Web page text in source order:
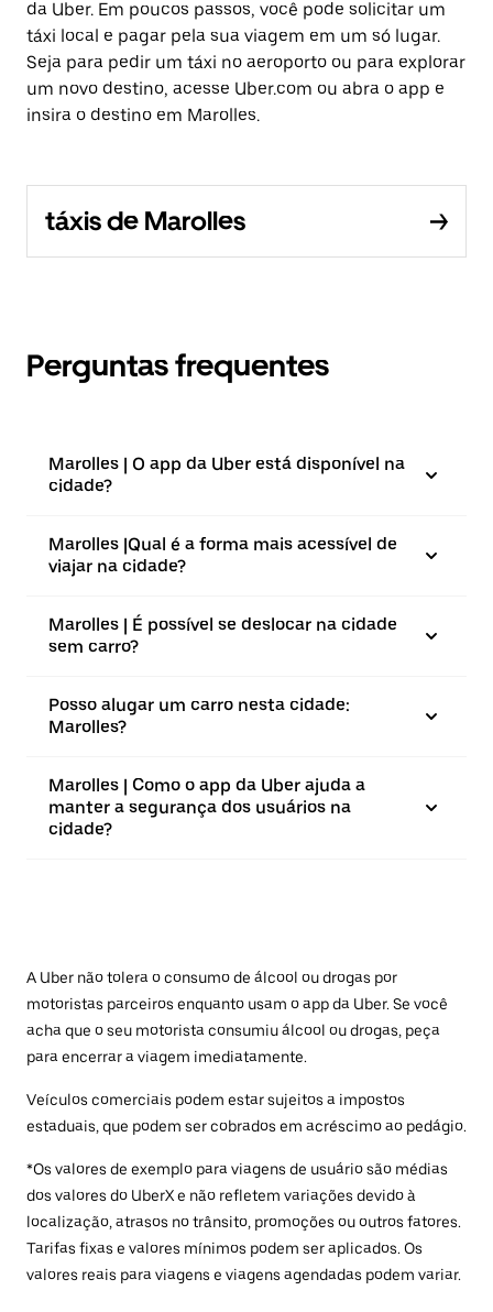
da Uber. Em poucos passos, você pode solicitar um
táxi local e pagar pela sua viagem em um só lugar.
Seja para pedir um táxi no aeroporto ou para explorar
um novo destino, acesse Uber.com ou abra o app e
insira o destino em Marolles.
táxis de Marolles
Perguntas frequentes
Marolles | O app da Uber está disponível na
cidade?
Marolles |⁠Qual é a forma mais acessível de
viajar na cidade?
Marolles | É possível se deslocar na cidade
sem carro?
Posso alugar um carro nesta cidade:
Marolles?
Marolles | Como o app da Uber ajuda a
manter a segurança dos usuários na
cidade?
A Uber não tolera o consumo de álcool ou drogas por
motoristas parceiros enquanto usam o app da Uber. Se você
acha que o seu motorista consumiu álcool ou drogas, peça
para encerrar a viagem imediatamente.
Veículos comerciais podem estar sujeitos a impostos
estaduais, que podem ser cobrados em acréscimo ao pedágio.
*Os valores de exemplo para viagens de usuário são médias
dos valores do UberX e não refletem variações devido à
localização, atrasos no trânsito, promoções ou outros fatores.
Tarifas fixas e valores mínimos podem ser aplicados. Os
valores reais para viagens e viagens agendadas podem variar.